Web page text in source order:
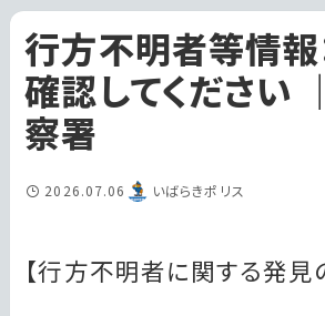
行方不明者等情報
確認してください
察署
2026.07.06 いばらきポリス
【行方不明者に関する発見